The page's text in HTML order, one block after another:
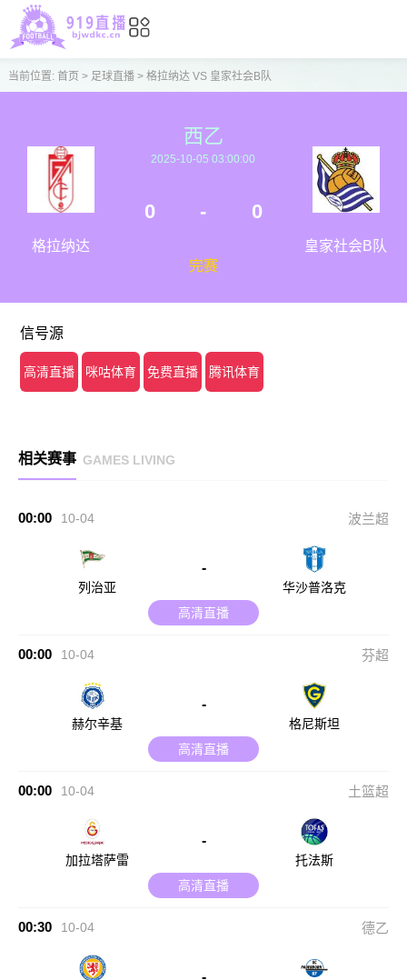
当前位置: 首页 > 足球直播> 格拉纳达 VS 皇家社会B队
格拉纳达
西乙
2025-10-05 03:00:00
0 - 0
完赛
皇家社会B队
信号源
高清直播 咪咕体育 免费直播 腾讯体育
相关赛事 GAMES LIVING
00:00 10-04 波兰超
列治亚
-
华沙普洛克
高清直播
00:00 10-04 芬超
赫尔辛基
-
格尼斯坦
高清直播
00:00 10-04 土篮超
加拉塔萨雷
-
托法斯
高清直播
00:30 10-04 德乙
-